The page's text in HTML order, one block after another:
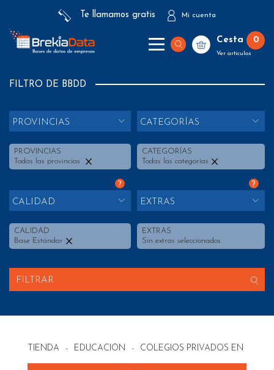
Te llamamos gratis Mi cuenta
Cesta 0
Ver artículos
FILTRO DE BBDD
PROVINCIAS
PROVINCIAS
Todas las provincias
CATEGORÍAS
CATEGORÍAS
Todas las categorías
?
CALIDAD
CALIDAD
Base Estándar
?
EXTRAS
EXTRAS
Sin extras seleccionados
FILTRAR
TIENDA - EDUCACIÓN - COLEGIOS PRIVADOS EN